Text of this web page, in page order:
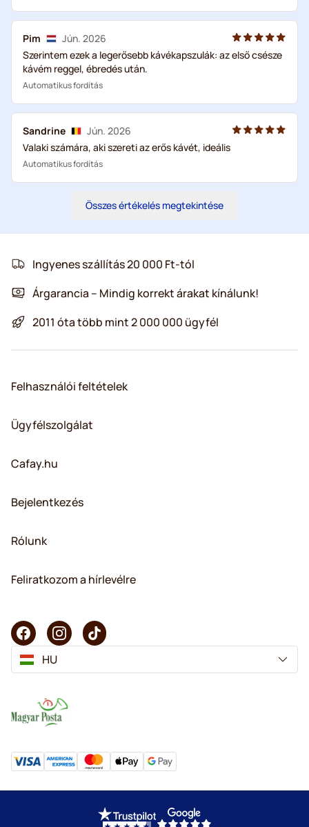
Pim
Jún. 2026
Szerintem ezek a legerősebb kávékapszulák: az első csésze
kávém reggel, ébredés után.
Automatikus fordítás
Sandrine
Jún. 2026
Valaki számára, aki szereti az erős kávét, ideális
Automatikus fordítás
Összes értékelés megtekintése
Ingyenes szállítás 20 000 Ft-tól
Árgarancia – Mindig korrekt árakat kínálunk!
2011 óta több mint 2 000 000 ügyfél
Felhasználói feltételek
Ügyfélszolgálat
Cafay.hu
Bejelentkezés
Rólunk
Feliratkozom a hírlevélre
HU